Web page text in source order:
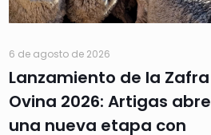
6 de agosto de 2026
Lanzamiento de la Zafra
Ovina 2026: Artigas abre
una nueva etapa con